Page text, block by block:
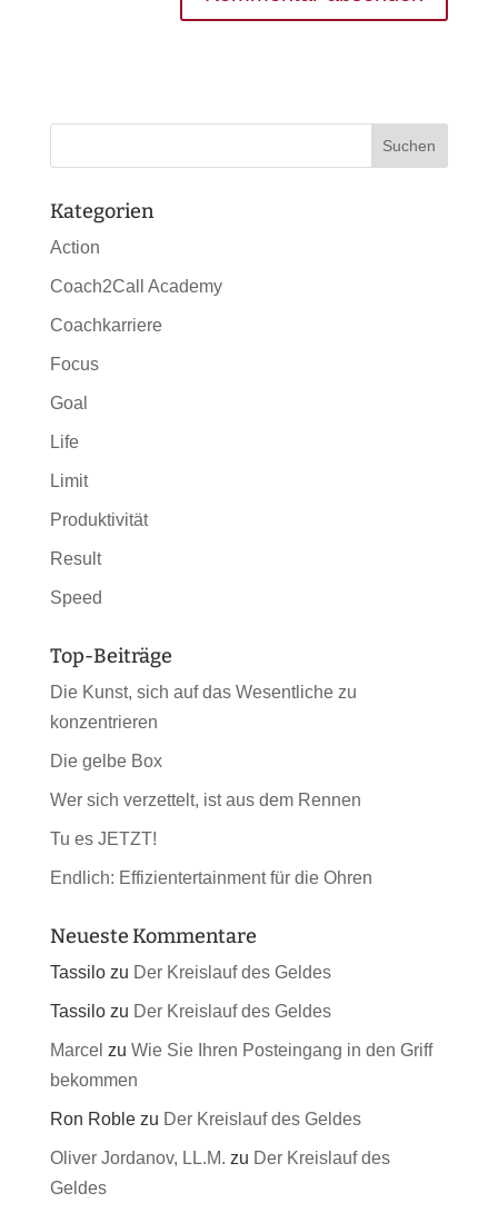
Kategorien
Action
Coach2Call Academy
Coachkarriere
Focus
Goal
Life
Limit
Produktivität
Result
Speed
Top-Beiträge
Die Kunst, sich auf das Wesentliche zu
konzentrieren
Die gelbe Box
Wer sich verzettelt, ist aus dem Rennen
Tu es JETZT!
Endlich: Effizientertainment für die Ohren
Neueste Kommentare
Tassilozu Der Kreislauf des Geldes
Tassilozu Der Kreislauf des Geldes
Marcel zu Wie Sie Ihren Posteingang in den Griff
bekommen
Ron Roblezu Der Kreislauf des Geldes
Oliver Jordanov, LL.M. zu Der Kreislauf des
Geldes